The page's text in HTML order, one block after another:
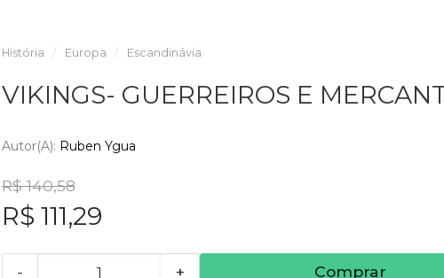
História Europa Escandinávia
VIKINGS- GUERREIROS E
Autor(a): Ruben Ygua
R$ 140,58
R$ 111,29
- + Comprar